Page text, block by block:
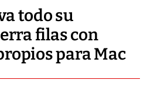
todo su
filas con
para Mac